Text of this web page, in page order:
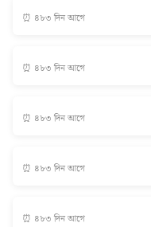
⏰ ৪৮৩ দিন আগে
⏰ ৪৮৩ দিন আগে
⏰ ৪৮৩ দিন আগে
⏰ ৪৮৩ দিন আগে
⏰ ৪৮৩ দিন আগে